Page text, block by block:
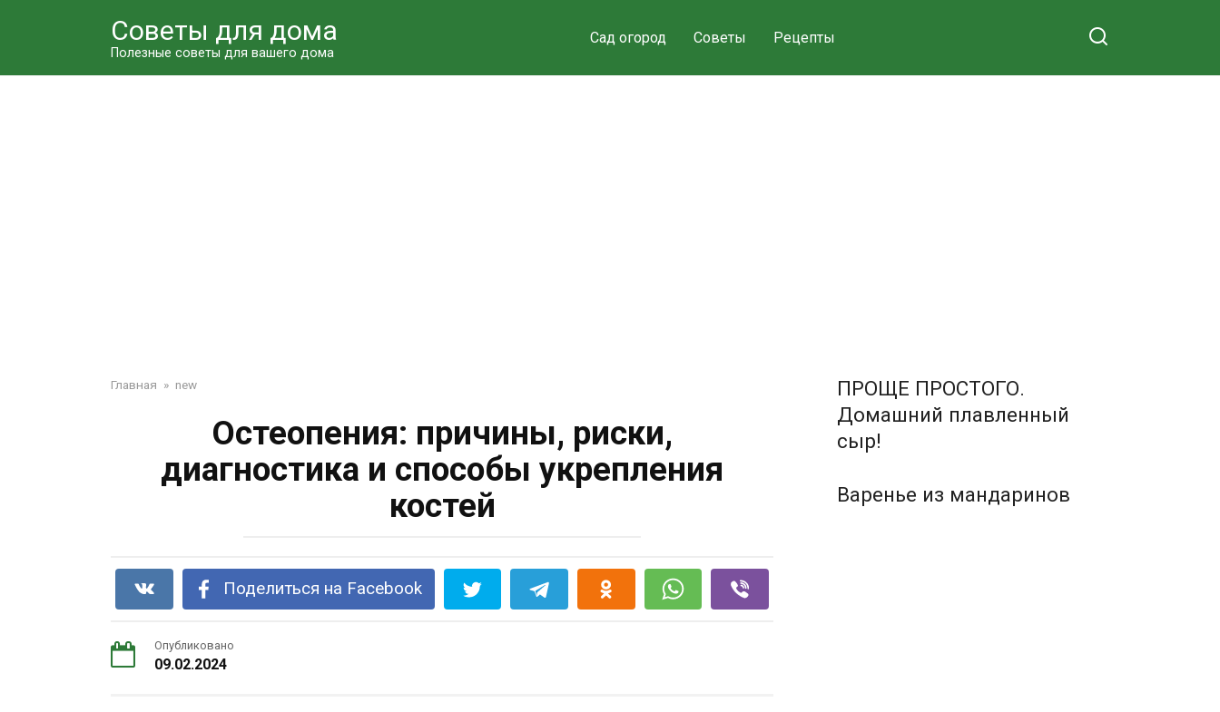
Советы для дома
Полезные советы для вашего дома
Сад огород Советы Рецепты
Главная » new
Остеопения: причины, риски,
диагностика и способы укрепления
костей
Поделиться на Facebook
Опубликовано
09.02.2024
ПРОЩЕ ПРОСТОГО.
Домашний плавленный
сыр!
Варенье из мандаринов